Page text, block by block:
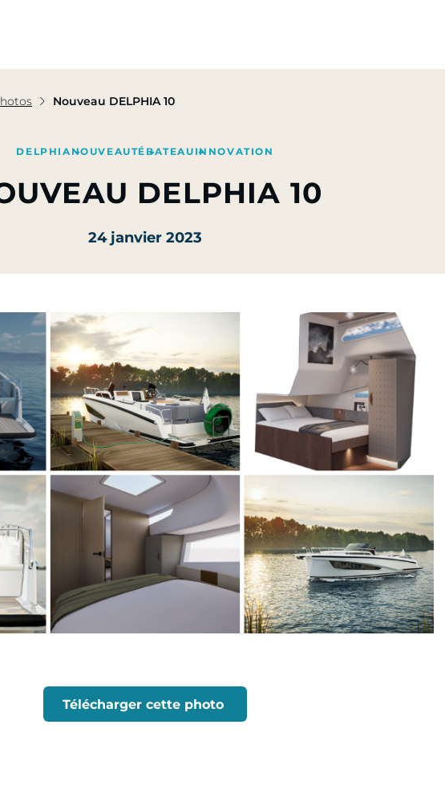
Nouveau DELPHIA 10
DELPHIANOUVEAUTÉ BATEAU INNOVATION
DELPHIA 10
24 janvier 2023
Télécharger cette photo